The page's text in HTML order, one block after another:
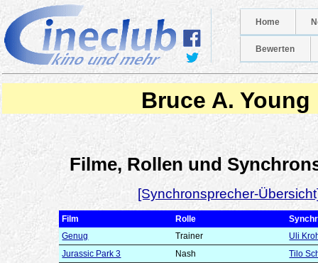
Home
Bewerten
Bruce A. Young
Filme, Rollen und
[Synchronsprecher-
Film Rolle
Genug
Trainer
Uli
Jurassic Park 3
Nash Tilo